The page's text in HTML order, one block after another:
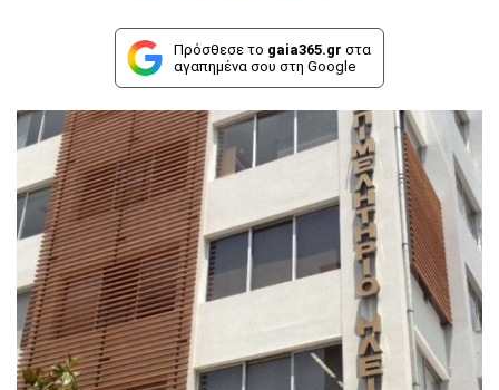
Πρόσθεσε το gaia365.gr στα
αγαπημένα σου στη Google